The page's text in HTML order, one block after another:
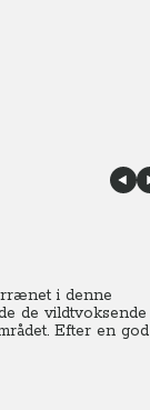
i denne
de vildtvoksende
Efter en god